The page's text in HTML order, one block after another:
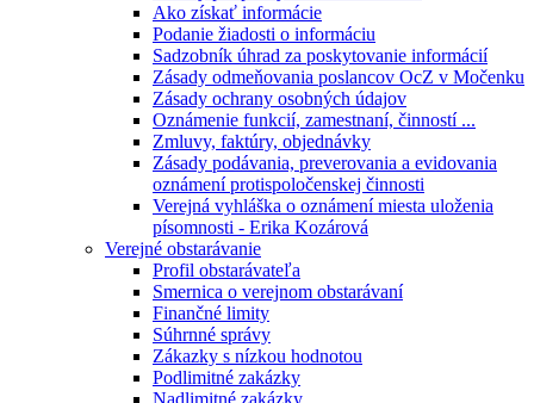
Ako získať informácie
Podanie žiadosti o informáciu
Sadzobník úhrad za poskytovanie informácií
Zásady odmeňovania poslancov OcZ v Močenku
Zásady ochrany osobných údajov
Oznámenie funkcií, zamestnaní, činností ...
Zmluvy, faktúry, objednávky
Zásady podávania, preverovania a evidovania
oznámení protispoločenskej činnosti
Verejná vyhláška o oznámení miesta uloženia
písomnosti - Erika Kozárová
Verejné obstarávanie
Profil obstarávateľa
Smernica o verejnom obstarávaní
Finančné limity
Súhrnné správy
Zákazky s nízkou hodnotou
Podlimitné zakázky
Nadlimitné zakázky